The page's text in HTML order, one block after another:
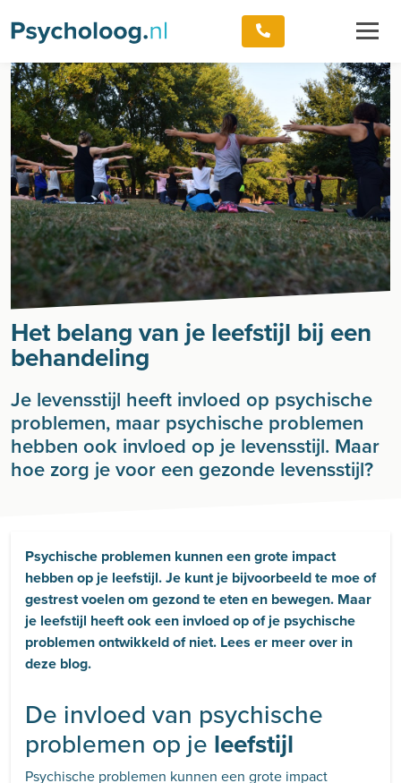
Het belang van je leefstijl bij een
behandeling
Je levensstijl heeft invloed op psychische
problemen, maar psychische problemen
hebben ook invloed op je levensstijl. Maar
hoe zorg je voor een gezonde levensstijl?
Psychische problemen kunnen een grote impact
hebben op je leefstijl. Je kunt je bijvoorbeeld te moe of
gestrest voelen om gezond te eten en bewegen. Maar
je leefstijl heeft ook een invloed op of je psychische
problemen ontwikkeld of niet. Lees er meer over in
deze blog.
De invloed van psychische
problemen op je leefstijl
Psychische problemen kunnen een grote impact